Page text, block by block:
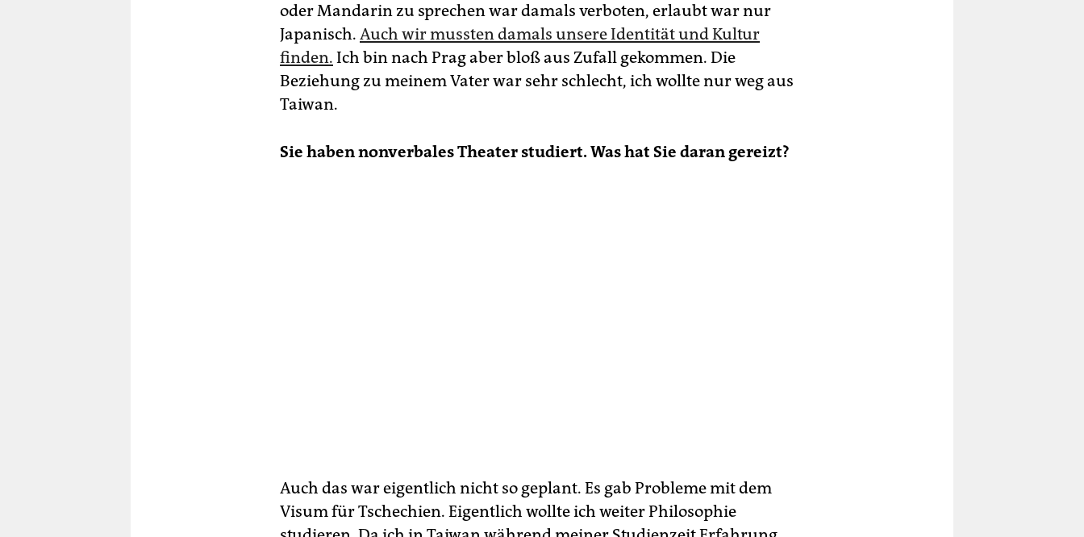
oder Mandarin zu sprechen war damals verboten, erlaubt war nur
Japanisch. Auch wir mussten damals unsere Identität und Kultur
finden. Ich bin nach Prag aber bloß aus Zufall gekommen. Die
Beziehung zu meinem Vater war sehr schlecht, ich wollte nur weg aus
Taiwan.
Sie haben nonverbales Theater studiert. Was hat Sie daran gereizt?
Auch das war eigentlich nicht so geplant. Es gab Probleme mit dem
Visum für Tschechien. Eigentlich wollte ich weiter Philosophie